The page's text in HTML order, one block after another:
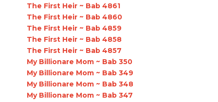
The First Heir ~ Bab 4861
The First Heir ~ Bab 4860
The First Heir ~ Bab 4859
The First Heir ~ Bab 4858
The First Heir ~ Bab 4857
My Billionare Mom ~ Bab 350
My Billionare Mom ~ Bab 349
My Billionare Mom ~ Bab 348
My Billionare Mom ~ Bab 347